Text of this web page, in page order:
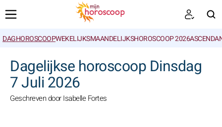
DAGHOROSCOOPWEKELIJKSMAANDELIJKSHOROSCOOP 2026
Dagelijkse horoscoop Dinsdag
7 Juli 2026
Geschreven door Isabelle Fortes